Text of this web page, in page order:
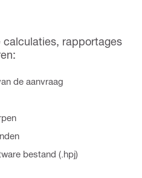
calculaties, rapportages
de aanvraag
bestand (.hpj)